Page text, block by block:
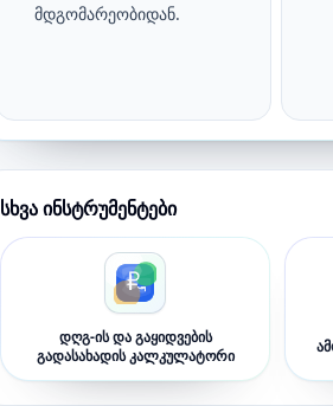
მდგომარეობიდან.
სხვა ინსტრუმენტები
დღგ-ის და გაყიდვების
გადასახადის კალკულატორი